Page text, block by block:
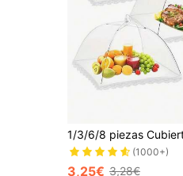
(1000+)
3,25€ 3,28€